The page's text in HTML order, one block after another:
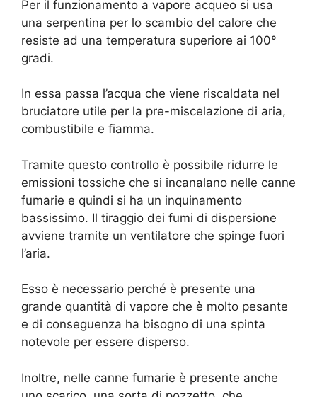
Per il funzionamento a vapore acqueo si usa
una serpentina per lo scambio del calore che
resiste ad una temperatura superiore ai 100°
gradi.
In essa passa l’acqua che viene riscaldata nel
bruciatore utile per la pre-miscelazione di aria,
combustibile e fiamma.
Tramite questo controllo è possibile ridurre le
emissioni tossiche che si incanalano nelle canne
fumarie e quindi si ha un inquinamento
bassissimo. Il tiraggio dei fumi di dispersione
avviene tramite un ventilatore che spinge fuori
l’aria.
Esso è necessario perché è presente una
grande quantità di vapore che è molto pesante
e di conseguenza ha bisogno di una spinta
notevole per essere disperso.
Inoltre, nelle canne fumarie è presente anche